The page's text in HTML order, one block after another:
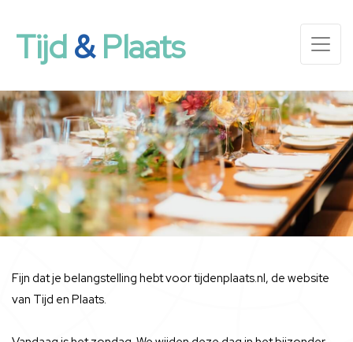
Tijd&Plaats
Fijn dat je belangstelling hebt voor tijdenplaats.nl, de website
van Tijd en Plaats.